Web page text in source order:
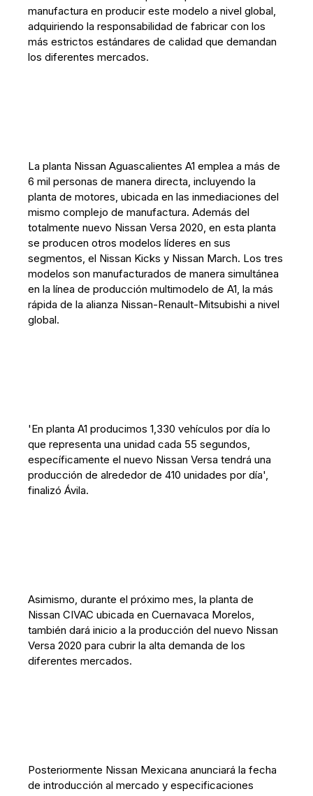
manufactura en producir este modelo a nivel global,
adquiriendo la responsabilidad de fabricar con los
más estrictos estándares de calidad que demandan
los diferentes mercados.
La planta Nissan Aguascalientes A1 emplea a más de
6 mil personas de manera directa, incluyendo la
planta de motores, ubicada en las inmediaciones del
mismo complejo de manufactura. Además del
totalmente nuevo Nissan Versa 2020, en esta planta
se producen otros modelos líderes en sus
segmentos, el Nissan Kicks y Nissan March. Los tres
modelos son manufacturados de manera simultánea
en la línea de producción multimodelo de A1, la más
rápida de la alianza Nissan-Renault-Mitsubishi a nivel
global.
'En planta A1 producimos 1,330 vehículos por día lo
que representa una unidad cada 55 segundos,
específicamente el nuevo Nissan Versa tendrá una
producción de alrededor de 410 unidades por día',
finalizó Ávila.
Asimismo, durante el próximo mes, la planta de
Nissan CIVAC ubicada en Cuernavaca Morelos,
también dará inicio a la producción del nuevo Nissan
Versa 2020 para cubrir la alta demanda de los
diferentes mercados.
Posteriormente Nissan Mexicana anunciará la fecha
de introducción al mercado y especificaciones